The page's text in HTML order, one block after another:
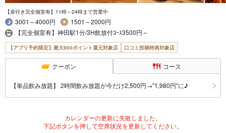
【扉付き完全個室有】11時～24時まで営業中
3001～4000円
1501～2000円
【完全個室有】神田駅1分/3H飲放付ｺｰｽ3500円～
【アプリ予約限定】最大800ポイント還元対象店 口コミ投稿特典対象店
クーポン コース
【単品飲み放題】 2時間飲み放題が今だけ2,500円→"1,980円"に♪
カレンダーの更新に失敗しました。
下記ボタンを押して空席状況を更新してください。